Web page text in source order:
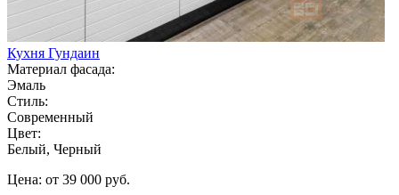
Кухня Гундаин
Материал фасада:
Эмаль
Стиль:
Современный
Цвет:
Белый, Черный
Цена: от 39 000 руб.